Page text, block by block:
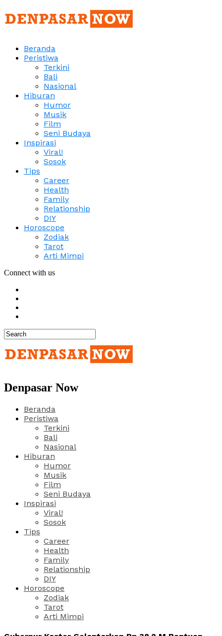
Beranda
Peristiwa
Terkini
Bali
Nasional
Hiburan
Humor
Musik
Film
Seni Budaya
Inspirasi
Viral!
Sosok
Tips
Career
Health
Family
Relationship
DIY
Horoscope
Zodiak
Tarot
Arti Mimpi
Connect with us
Denpasar Now
Beranda
Peristiwa
Terkini
Bali
Nasional
Hiburan
Humor
Musik
Film
Seni Budaya
Inspirasi
Viral!
Sosok
Tips
Career
Health
Family
Relationship
DIY
Horoscope
Zodiak
Tarot
Arti Mimpi